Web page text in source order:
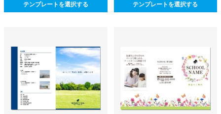
テンプレートを選択する テンプレートを選択する